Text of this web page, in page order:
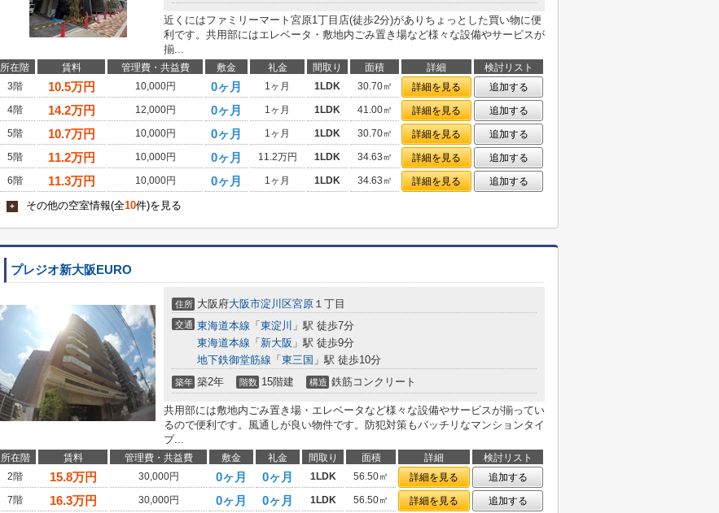
近くにはファミリーマート宮原1丁目店(徒歩2分)がありちょっとした買い物に便
利です。共用部にはエレベータ・敷地内ごみ置き場など様々な設備やサービスが
揃...
所在階 賃料 管理費・共益費 敷金 礼金 間取り 面積 詳細
検討リスト
3階
10.5万円 10,000円 0ヶ月 1ヶ月 1LDK 30.70㎡ 詳細を見る
追加する
4階
14.2万円 12,000円 0ヶ月 1ヶ月 1LDK 41.00㎡ 詳細を見る
追加する
5階
10.7万円 10,000円 0ヶ月 1ヶ月 1LDK 30.70㎡ 詳細を見る
追加する
5階
11.2万円 10,000円 0ヶ月 11.2万円 1LDK 34.63㎡ 詳細を見る
追加する
6階
11.3万円 10,000円 0ヶ月 1ヶ月 1LDK 34.63㎡ 詳細を見る 追加する
+ その他の空室情報(全10件)を見る
プレジオ新大阪EURO
住所 大阪府大阪市淀川区宮原 １丁目
交通 東海道本線 「 東淀川 」駅 徒歩7分
東海道本線 「 新大阪 」駅 徒歩9分
地下鉄御堂筋線 「 東三国 」駅 徒歩10分
築年 築2年 階数 15階建 構造 鉄筋コンクリート
共用部には敷地内ごみ置き場・エレベータなど様々な設備やサービスが揃ってい
るので便利です。風通しが良い物件です。防犯対策もバッチリなマンションタイ
プ...
所在階 賃料 管理費・共益費 敷金 礼金 間取り 面積 詳細
検討リスト
2階
15.8万円 30,000円 0ヶ月 0ヶ月 1LDK 56.50㎡ 詳細を見る
追加する
7階
16.3万円 30,000円 0ヶ月 0ヶ月 1LDK 56.50㎡ 詳細を見る
追加する